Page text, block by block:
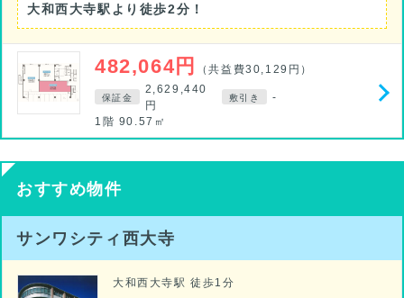
大和西大寺駅より徒歩2分！
482,064円 （共益費30,129円）
保証金
2,629,440
円
敷引き
-
1階 90.57㎡
おすすめ物件
サンワシティ西大寺
大和西大寺駅 徒歩1分